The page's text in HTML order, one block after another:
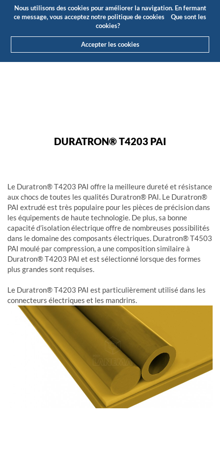
Nous utilisons des cookies pour améliorer la navigation. En fermant
ce message, vous acceptez notre politique de cookies
Que sont les
cookies?
Accepter les cookies
FR
Espace client
Budget(0)
PLASTIQUES TECHNIQUES
DURATRON® T4203 PAI
DURATRON® T4203 PAI
Le Duratron® T4203 PAI offre la meilleure dureté et résistance
aux chocs de toutes les qualités Duratron® PAI. Le Duratron®
PAI extrudé est très populaire pour les pièces de précision dans
les équipements de haute technologie. De plus, sa bonne
capacité d’isolation électrique offre de nombreuses possibilités
dans le domaine des composants électriques. Duratron® T4503
PAI moulé par compression, a une composition similaire à
Duratron® T4203 PAI et est sélectionné lorsque des formes
plus grandes sont requises.
Le Duratron® T4203 PAI est particulièrement utilisé dans les
connecteurs électriques et les mandrins.